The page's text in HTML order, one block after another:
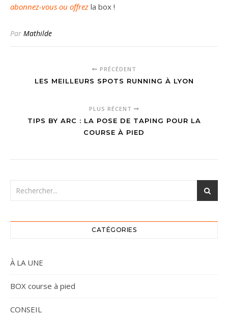
abonnez-vous ou offrez la box !
Par Mathilde
PRÉCÉDENT
LES MEILLEURS SPOTS RUNNING À LYON
PLUS RÉCENT
TIPS BY ARC : LA POSE DE TAPING POUR LA
COURSE À PIED
CATÉGORIES
À LA UNE
BOX course à pied
CONSEIL